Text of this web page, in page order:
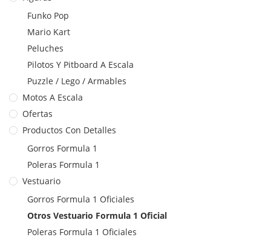
Funko Pop
Mario Kart
Peluches
Pilotos Y Pitboard A Escala
Puzzle / Lego / Armables
Motos A Escala
Ofertas
Productos Con Detalles
Gorros Formula 1
Poleras Formula 1
Vestuario
Gorros Formula 1 Oficiales
Otros Vestuario Formula 1 Oficial
Poleras Formula 1 Oficiales